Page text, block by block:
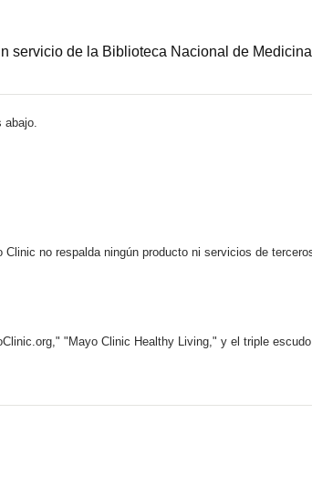
servicio de la Biblioteca Nacional de
abajo.
no respalda ningún producto ni servicios de
"Mayo Clinic Healthy Living," y el triple